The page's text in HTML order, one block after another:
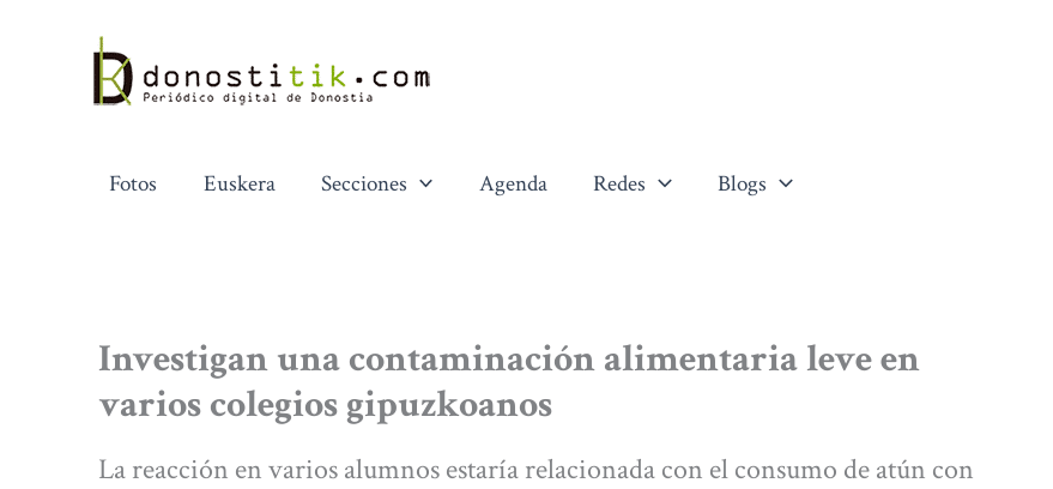
contenido
Fotos Euskera Secciones Agenda Redes Blogs
Investigan una contaminación alimentaria leve en
varios colegios gipuzkoanos
La reacción en varios alumnos estaría relacionada con el consumo de atún con